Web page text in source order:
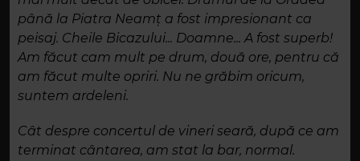
până la Piatra Neamț a fost impresionant ca
peisaj. Cheile Bicazului... Doamne... A fost superb!
Am făcut cam mult pe drum, două ore, pentru că
am făcut multe opriri. Nu ne grăbim oricum,
suntem ardeleni.
Cât despre concertul de vineri seară, după ce am
terminat cântarea, am stat la bar, normal.